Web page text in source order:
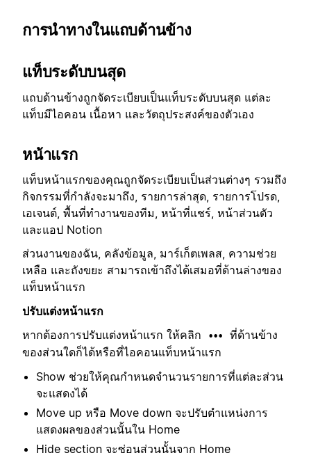
การนำทางในแถบด้านข้าง
แท็บระดับบนสุด
แถบด้านข้างถูกจัดระเบียบเป็นแท็บระดับบนสุด แต่ละ
แท็บมีไอคอน เนื้อหา และวัตถุประสงค์ของตัวเอง
หน้าแรก
แท็บหน้าแรกของคุณถูกจัดระเบียบเป็นส่วนต่างๆ รวมถึง
กิจกรรมที่กำลังจะมาถึง, รายการล่าสุด, รายการโปรด,
เอเจนต์, พื้นที่ทำงานของทีม, หน้าที่แชร์, หน้าส่วนตัว
และแอป Notion
ส่วนงานของฉัน, คลังข้อมูล, มาร์เก็ตเพลส, ความช่วย
เหลือ และถังขยะ สามารถเข้าถึงได้เสมอที่ด้านล่างของ
แท็บหน้าแรก
ปรับแต่งหน้าแรก
หากต้องการปรับแต่งหน้าแรก ให้คลิก
•••
ที่ด้านข้าง
ของส่วนใดก็ได้หรือที่ไอคอนแท็บหน้าแรก
Show ช่วยให้คุณกำหนดจำนวนรายการที่แต่ละส่วน
จะแสดงได้
Move up หรือ Move down จะปรับตำแหน่งการ
แสดงผลของส่วนนั้นใน Home
Hide section จะซ่อนส่วนนั้นจาก Home